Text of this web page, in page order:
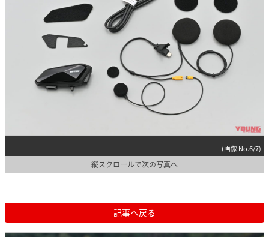
(画像 No.6/7)
縦スクロールで次の写真へ
記事へ戻る